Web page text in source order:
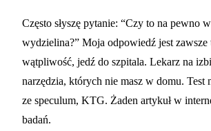
Często słyszę pytanie: “Czy to na pewno
wydzielina?” Moja odpowiedź jest zawsze
wątpliwość, jedź do szpitala. Lekarz na
narzędzia, których nie masz w domu. Test
ze speculum, KTG. Żaden artykuł w
badań.